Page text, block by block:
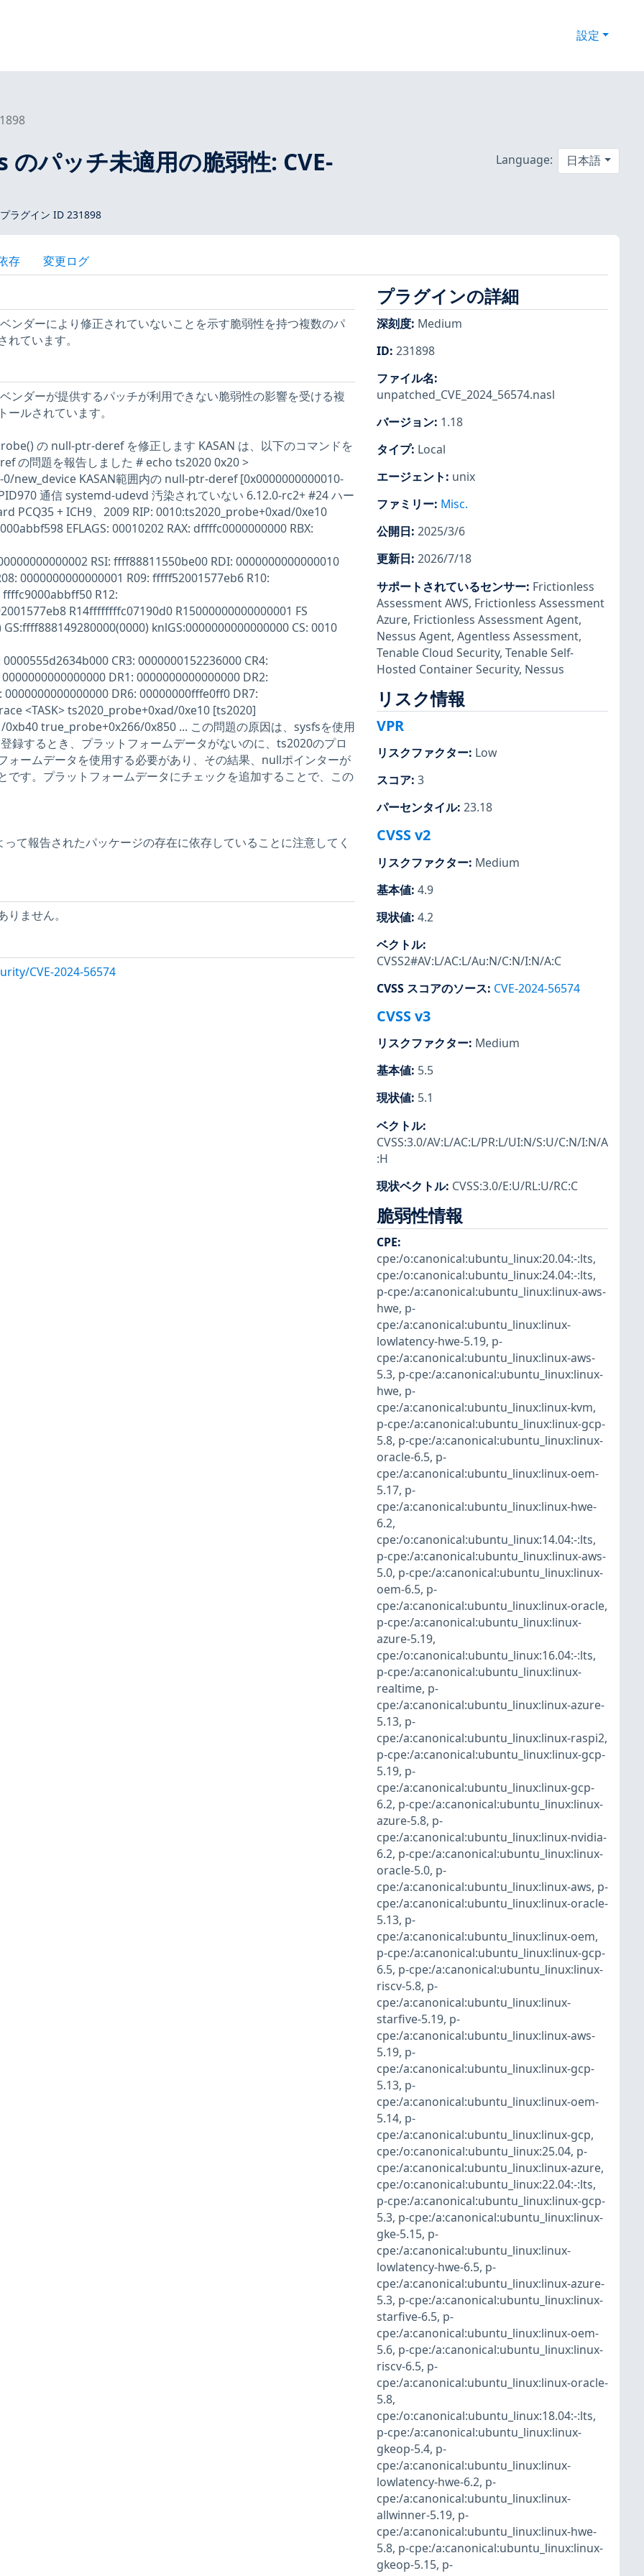
設定
パッチ未適用の脆弱性: CVE-
ラグイン ID 231898
Language: 日本語
存 変更ログ
ンダーにより修正されていないことを示す脆弱性を持つ複数のパ
ています。
ンダーが提供するパッチが利用できない脆弱性の影響を受ける複
ルされています。
の null-ptr-deref を修正します KASAN は、以下のコマンドを
の問題を報告しました # echo ts2020 0x20 >
new_device KASAN範囲内の null-ptr-deref [0x0000000000010-
通信 systemd-udevd 汚染されていない 6.12.0-rc2+ #24 ハー
PCQ35 + ICH9、2009 RIP: 0010:ts2020_probe+0xad/0xe10
EFLAGS: 00010202 RAX: dffffc0000000000 RBX:
RSI: ffff88811550be00 RDI: 0000000000000010
0000000000000001 R09: fffff52001577eb6 R10:
ffffc9000abbff50 R12:
R14ffffffffc07190d0 R15000000000000001 FS
knlGS:0000000000000000 CS: 0010
CR3: 0000000152236000 CR4:
DR1: 0000000000000000 DR2:
0000000000000000 DR6: 00000000fffe0ff0 DR7:
<TASK> ts2020_probe+0xad/0xe10 [ts2020]
true_probe+0x266/0x850 ... この問題の原因は、sysfsを使用
録するとき、プラットフォームデータがないのに、ts2020のプロ
ォームデータを使用する必要があり、その結果、nullポインターが
です。プラットフォームデータにチェックを追加することで、この
て報告されたパッケージの存在に依存していることに注意してく
ません。
CVE-2024-56574
プラグインの詳細
深刻度: Medium
ID: 231898
ファイル名:
unpatched_CVE_2024_56574.nasl
バージョン: 1.18
タイプ: Local
エージェント: unix
ファミリー: Misc.
公開日: 2025/3/6
更新日: 2026/7/18
サポートされているセンサー: Frictionless
Assessment AWS, Frictionless Assessment
Azure, Frictionless Assessment Agent,
Nessus Agent, Agentless Assessment,
Tenable Cloud Security, Tenable Self-
Hosted Container Security, Nessus
リスク情報
VPR
リスクファクター: Low
スコア: 3
パーセンタイル: 23.18
CVSS v2
リスクファクター: Medium
基本値: 4.9
現状値: 4.2
ベクトル:
CVSS2#AV:L/AC:L/Au:N/C:N/I:N/A:C
CVSS スコアのソース: CVE-2024-56574
CVSS v3
リスクファクター: Medium
基本値: 5.5
現状値: 5.1
ベクトル:
CVSS:3.0/AV:L/AC:L/PR:L/UI:N/S:U/C:N/I:N/A
:H
現状ベクトル: CVSS:3.0/E:U/RL:U/RC:C
脆弱性情報
CPE:
cpe:/o:canonical:ubuntu_linux:20.04:-:lts,
cpe:/o:canonical:ubuntu_linux:24.04:-:lts,
p-cpe:/a:canonical:ubuntu_linux:linux-aws-
hwe, p-
cpe:/a:canonical:ubuntu_linux:linux-
lowlatency-hwe-5.19, p-
cpe:/a:canonical:ubuntu_linux:linux-aws-
5.3, p-cpe:/a:canonical:ubuntu_linux:linux-
hwe, p-
cpe:/a:canonical:ubuntu_linux:linux-kvm,
p-cpe:/a:canonical:ubuntu_linux:linux-gcp-
5.8, p-cpe:/a:canonical:ubuntu_linux:linux-
oracle-6.5, p-
cpe:/a:canonical:ubuntu_linux:linux-oem-
5.17, p-
cpe:/a:canonical:ubuntu_linux:linux-hwe-
6.2,
cpe:/o:canonical:ubuntu_linux:14.04:-:lts,
p-cpe:/a:canonical:ubuntu_linux:linux-aws-
5.0, p-cpe:/a:canonical:ubuntu_linux:linux-
oem-6.5, p-
cpe:/a:canonical:ubuntu_linux:linux-oracle,
p-cpe:/a:canonical:ubuntu_linux:linux-
azure-5.19,
cpe:/o:canonical:ubuntu_linux:16.04:-:lts,
p-cpe:/a:canonical:ubuntu_linux:linux-
realtime, p-
cpe:/a:canonical:ubuntu_linux:linux-azure-
5.13, p-
cpe:/a:canonical:ubuntu_linux:linux-raspi2,
p-cpe:/a:canonical:ubuntu_linux:linux-gcp-
5.19, p-
cpe:/a:canonical:ubuntu_linux:linux-gcp-
6.2, p-cpe:/a:canonical:ubuntu_linux:linux-
azure-5.8, p-
cpe:/a:canonical:ubuntu_linux:linux-nvidia-
6.2, p-cpe:/a:canonical:ubuntu_linux:linux-
oracle-5.0, p-
cpe:/a:canonical:ubuntu_linux:linux-aws, p-
cpe:/a:canonical:ubuntu_linux:linux-oracle-
5.13, p-
cpe:/a:canonical:ubuntu_linux:linux-oem,
p-cpe:/a:canonical:ubuntu_linux:linux-gcp-
6.5, p-cpe:/a:canonical:ubuntu_linux:linux-
riscv-5.8, p-
cpe:/a:canonical:ubuntu_linux:linux-
starfive-5.19, p-
cpe:/a:canonical:ubuntu_linux:linux-aws-
5.19, p-
cpe:/a:canonical:ubuntu_linux:linux-gcp-
5.13, p-
cpe:/a:canonical:ubuntu_linux:linux-oem-
5.14, p-
cpe:/a:canonical:ubuntu_linux:linux-gcp,
cpe:/o:canonical:ubuntu_linux:25.04, p-
cpe:/a:canonical:ubuntu_linux:linux-azure,
cpe:/o:canonical:ubuntu_linux:22.04:-:lts,
p-cpe:/a:canonical:ubuntu_linux:linux-gcp-
5.3, p-cpe:/a:canonical:ubuntu_linux:linux-
gke-5.15, p-
cpe:/a:canonical:ubuntu_linux:linux-
lowlatency-hwe-6.5, p-
cpe:/a:canonical:ubuntu_linux:linux-azure-
5.3, p-cpe:/a:canonical:ubuntu_linux:linux-
starfive-6.5, p-
cpe:/a:canonical:ubuntu_linux:linux-oem-
5.6, p-cpe:/a:canonical:ubuntu_linux:linux-
riscv-6.5, p-
cpe:/a:canonical:ubuntu_linux:linux-oracle-
5.8,
cpe:/o:canonical:ubuntu_linux:18.04:-:lts,
p-cpe:/a:canonical:ubuntu_linux:linux-
gkeop-5.4, p-
cpe:/a:canonical:ubuntu_linux:linux-
lowlatency-hwe-6.2, p-
cpe:/a:canonical:ubuntu_linux:linux-
allwinner-5.19, p-
cpe:/a:canonical:ubuntu_linux:linux-hwe-
5.8, p-cpe:/a:canonical:ubuntu_linux:linux-
gkeop-5.15, p-